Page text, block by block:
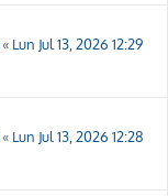
« Lun Jul 13, 2026 12:29
« Lun Jul 13, 2026 12:28